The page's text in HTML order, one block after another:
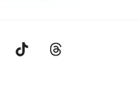
YouTube Tiktok